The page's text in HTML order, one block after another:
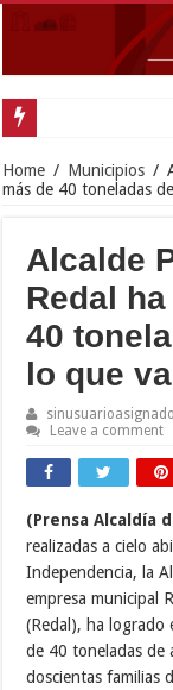
Home / Municipios /
más de 40 toneladas
Alcalde
Redal
40
lo que
sinusuarioasignado
Leave a comment
(Prensa Alcaldía
realizadas a cielo
Independencia, la
empresa municipal
(Redal), ha
de 40 toneladas de
doscientas familias